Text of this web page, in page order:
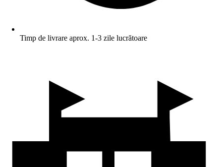
Timp de livrare aprox. 1-3 zile lucrătoare